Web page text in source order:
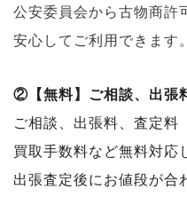
公安委員会から古物商許
安心してご利用できます
②【無料】ご相談、出張
ご相談、出張料、査定料
買取手数料など無料対応
出張査定後にお値段が合